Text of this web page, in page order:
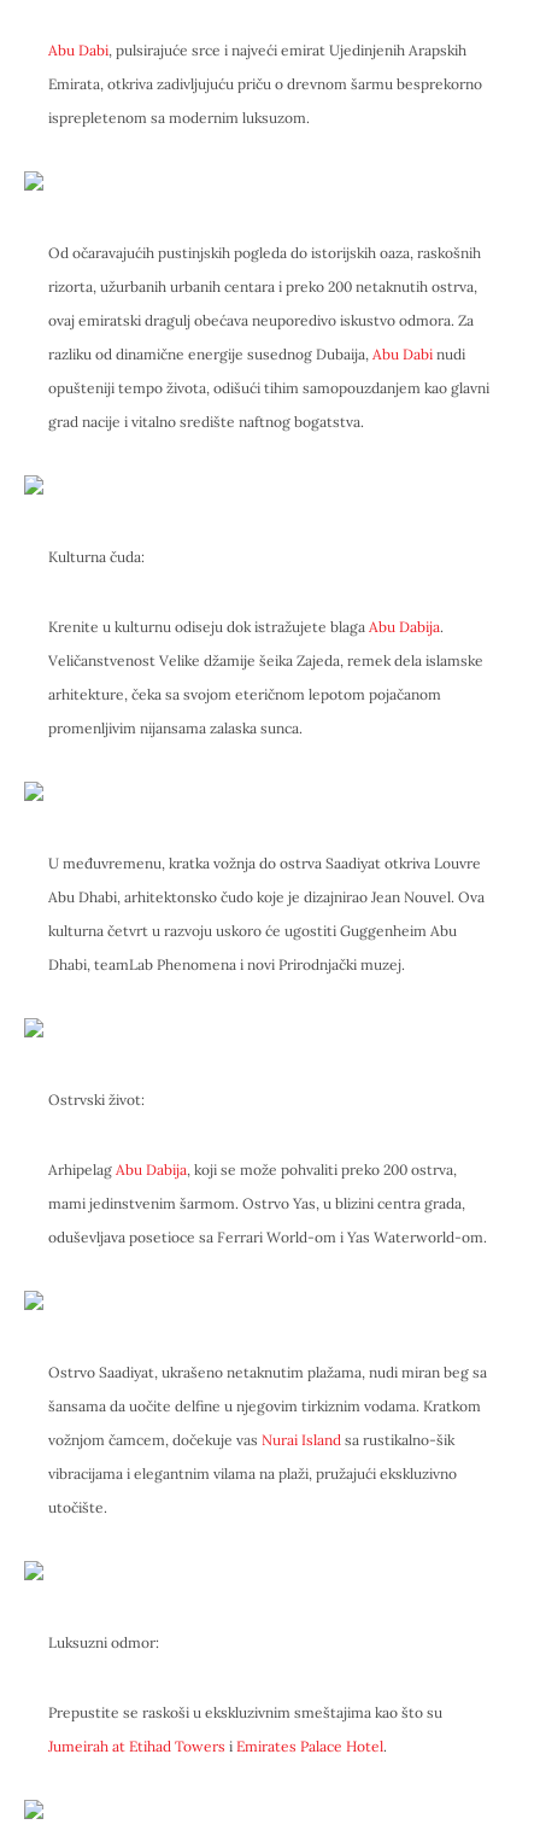
Abu Dabi, pulsirajuće srce i najveći emirat Ujedinjenih Arapskih
Emirata, otkriva zadivljujuću priču o drevnom šarmu besprekorno
isprepletenom sa modernim luksuzom.
Od očaravajućih pustinjskih pogleda do istorijskih oaza, raskošnih
rizorta, užurbanih urbanih centara i preko 200 netaknutih ostrva,
ovaj emiratski dragulj obećava neuporedivo iskustvo odmora. Za
razliku od dinamične energije susednog Dubaija, Abu Dabi nudi
opušteniji tempo života, odišući tihim samopouzdanjem kao glavni
grad nacije i vitalno središte naftnog bogatstva.
Kulturna čuda:
Krenite u kulturnu odiseju dok istražujete blaga Abu Dabija.
Veličanstvenost Velike džamije šeika Zajeda, remek dela islamske
arhitekture, čeka sa svojom eteričnom lepotom pojačanom
promenljivim nijansama zalaska sunca.
U međuvremenu, kratka vožnja do ostrva Saadiyat otkriva Louvre
Abu Dhabi, arhitektonsko čudo koje je dizajnirao Jean Nouvel. Ova
kulturna četvrt u razvoju uskoro će ugostiti Guggenheim Abu
Dhabi, teamLab Phenomena i novi Prirodnjački muzej.
Ostrvski život:
Arhipelag Abu Dabija, koji se može pohvaliti preko 200 ostrva,
mami jedinstvenim šarmom. Ostrvo Yas, u blizini centra grada,
oduševljava posetioce sa Ferrari World-om i Yas Waterworld-om.
Ostrvo Saadiyat, ukrašeno netaknutim plažama, nudi miran beg sa
šansama da uočite delfine u njegovim tirkiznim vodama. Kratkom
vožnjom čamcem, dočekuje vas Nurai Island sa rustikalno-šik
vibracijama i elegantnim vilama na plaži, pružajući ekskluzivno
utočište.
Luksuzni odmor:
Prepustite se raskoši u ekskluzivnim smeštajima kao što su
Jumeirah at Etihad Towers i Emirates Palace Hotel.